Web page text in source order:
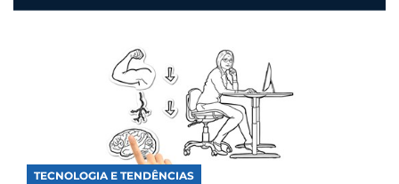
TECNOLOGIA E TENDÊNCIAS